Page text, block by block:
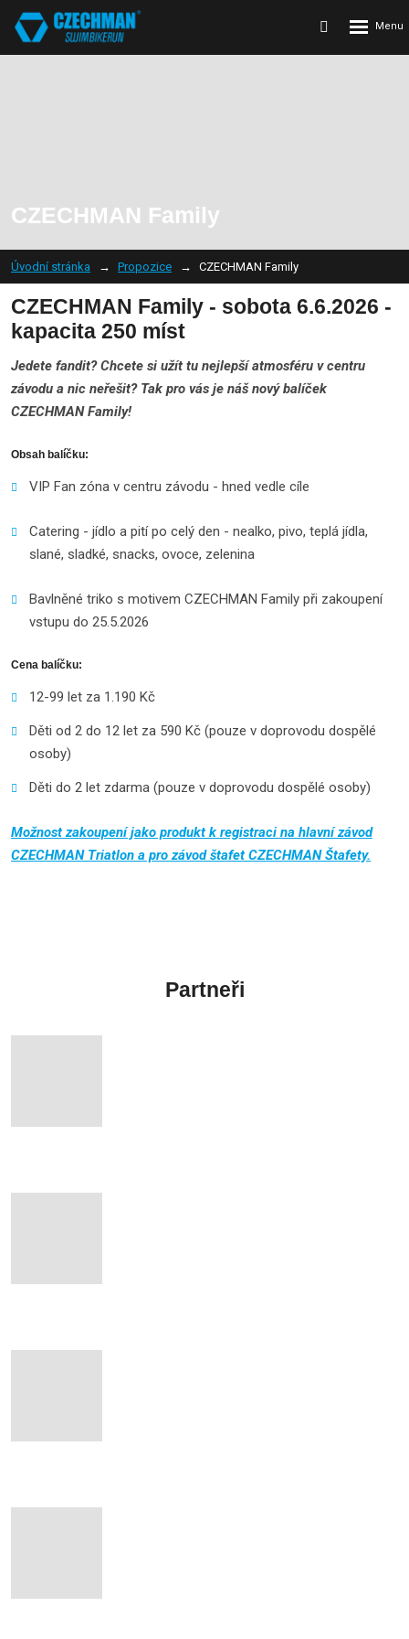
Vyhledávání
Rozbalení
CZECHMAN Family
Úvodní stránka Propozice CZECHMAN Family
CZECHMAN Family - sobota 6.6.2026 -
kapacita 250 míst
Jedete fandit? Chcete si užít tu nejlepší atmosféru v centru
závodu a nic neřešit? Tak pro vás je náš nový balíček
CZECHMAN Family!
Obsah balíčku:
VIP Fan zóna v centru závodu - hned vedle cíle
Catering - jídlo a pití po celý den - nealko, pivo, teplá jídla,
slané, sladké, snacks, ovoce, zelenina
Bavlněné triko s motivem CZECHMAN Family při zakoupení
vstupu do 25.5.2026
Cena balíčku:
12-99 let za 1.190 Kč
Děti od 2 do 12 let za 590 Kč (pouze v doprovodu dospělé
osoby)
Děti do 2 let zdarma (pouze v doprovodu dospělé osoby)
Možnost zakoupení jako produkt k registraci na hlavní závod
CZECHMAN Triatlon a pro závod štafet CZECHMAN Štafety.
Partneři